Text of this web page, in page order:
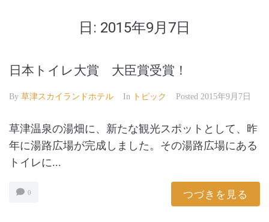
日: 2015年9月7日
日本トイレ大賞 大臣賞受賞！
By 草津スカイランドホテル In トピック Posted 2015年9月7日
草津温泉の湯畑に、新たな観光スポットとして、昨
年に湯路広場が完成しました。その湯路広場にある
トイレに...
0 つづきを見る